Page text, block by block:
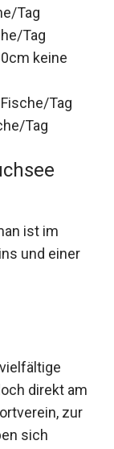
Tag
Tag
keine
Tag
Tag
ist im
und einer
direkt am
zur
sich